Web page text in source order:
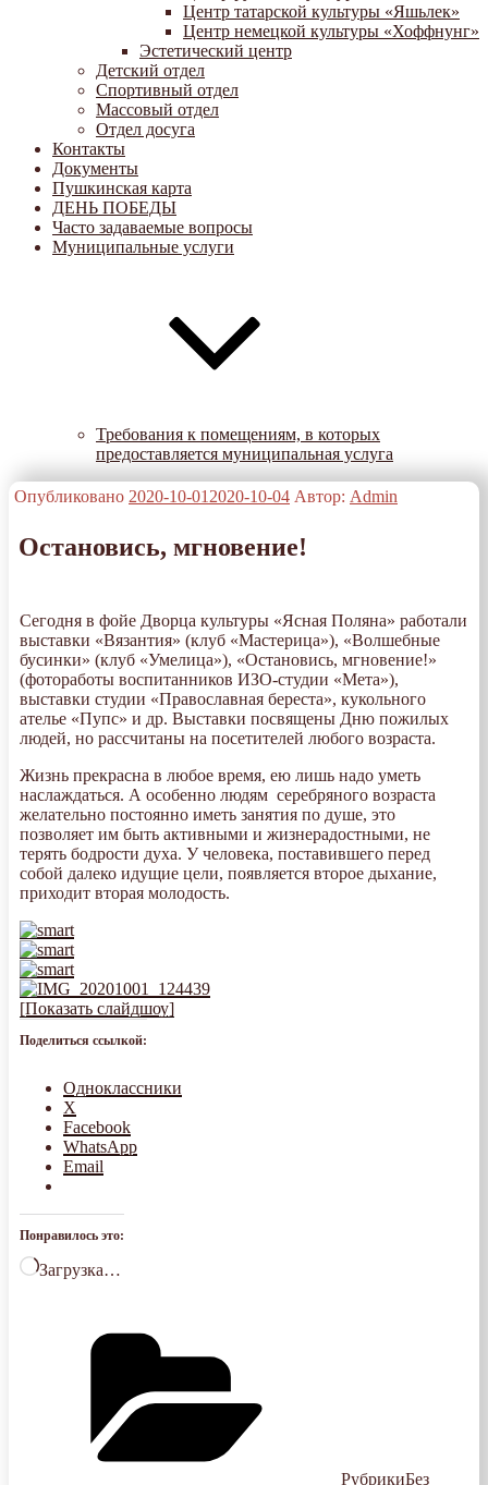
Центр татарской культуры «Яшьлек»
Центр немецкой культуры «Хоффнунг»
Эстетический центр
Детский отдел
Спортивный отдел
Массовый отдел
Отдел досуга
Контакты
Документы
Пушкинская карта
ДЕНЬ ПОБЕДЫ
Часто задаваемые вопросы
Муниципальные услуги
Требования к помещениям, в которых
предоставляется муниципальная услуга
Опубликовано 2020-10-01 2020-10-04 Автор: Admin
Остановись, мгновение!
Сегодня в фойе Дворца культуры «Ясная Поляна» работали
выставки «Вязантия» (клуб «Мастерица»), «Волшебные
бусинки» (клуб «Умелица»), «Остановись, мгновение!»
(фотоработы воспитанников ИЗО-студии «Мета»),
выставки студии «Православная береста», кукольного
ателье «Пупс» и др. Выставки посвящены Дню пожилых
людей, но рассчитаны на посетителей любого возраста.
Жизнь прекрасна в любое время, ею лишь надо уметь
наслаждаться. А особенно людям серебряного возраста
желательно постоянно иметь занятия по душе, это
позволяет им быть активными и жизнерадостными, не
терять бодрости духа. У человека, поставившего перед
собой далеко идущие цели, появляется второе дыхание,
приходит вторая молодость.
[Показать слайдшоу]
Поделиться ссылкой:
Одноклассники
X
Facebook
WhatsApp
Email
Понравилось это:
Загрузка…
РубрикиБез